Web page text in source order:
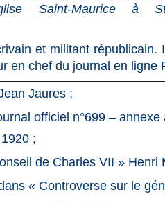
Saint-Maurice à
et militant républicain.
en chef du journal en ligne
Jaures ;
officiel n°699 –
;
de Charles VII » Henri
« Controverse sur le